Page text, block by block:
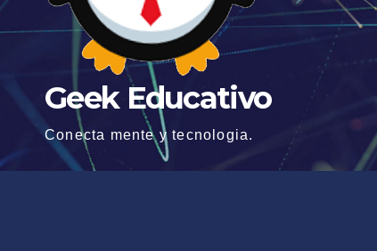
Geek Educativo
Conecta mente y tecnologia.